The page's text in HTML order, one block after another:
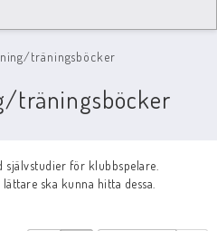
träningsböcker
träningsböcker
för klubbspelare.
ska kunna hitta dessa.